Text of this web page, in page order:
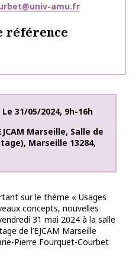
amu.fr
référence
Le 31/05/2024, 9h-16h
Marseille, Salle de
, Marseille 13284,
sur le thème « Usages
concepts, nouvelles
31 mai 2024 à la salle
de l’EJCAM Marseille
Pierre Fourquet-Courbet